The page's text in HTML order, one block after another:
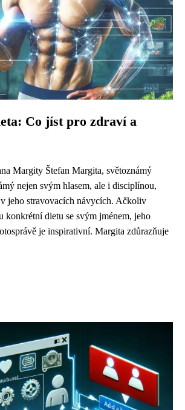
Co jíst pro zdraví a
Margity Štefan Margita, světoznámý
nejen svým hlasem, ale i disciplínou,
jeho stravovacích návycích. Ačkoliv
konkrétní dietu se svým jménem, jeho
je inspirativní. Margita zdůrazňuje